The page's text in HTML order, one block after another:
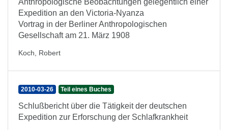
Anthropologische Beobachtungen gelegentlich einer
Expedition an den Victoria-Nyanza
Vortrag in der Berliner Anthropologischen
Gesellschaft am 21. März 1908
Koch, Robert
2010-03-26 Teil eines Buches
Schlußbericht über die Tätigkeit der deutschen
Expedition zur Erforschung der Schlafkrankheit